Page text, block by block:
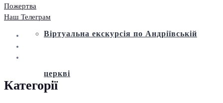
Віртуальна екскурсія по Андріївській
церкві
Пожертва
Наш Телеграм
Категорії